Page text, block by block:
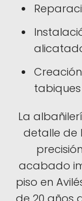
tabiques
La
detalle de
acabado
piso en
de 20 años